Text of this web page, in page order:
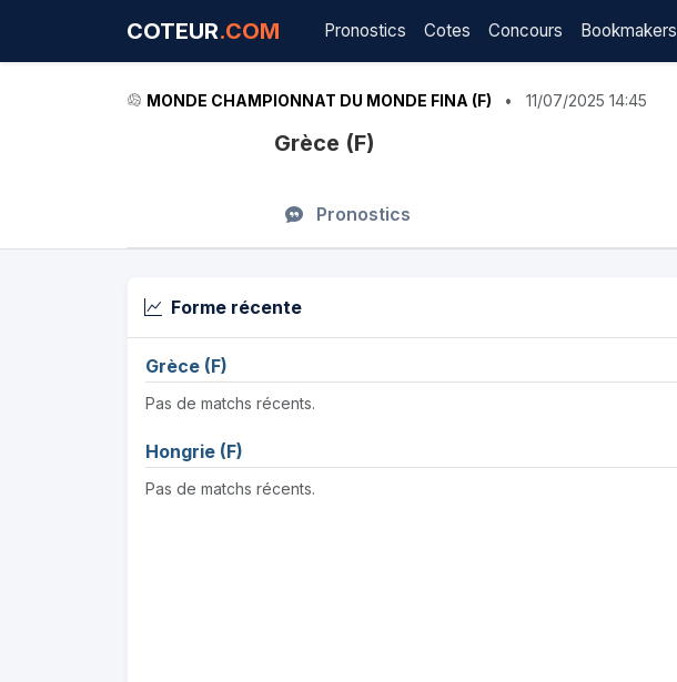
COTEUR.COM Pronostics Cotes Concours Bookmakers
MONDE CHAMPIONNAT DU MONDE FINA (F) • 11/07/2025 14:45
Grèce (F)
Pronostics
Forme récente
Grèce (F)
Pas de matchs récents.
Hongrie (F)
Pas de matchs récents.